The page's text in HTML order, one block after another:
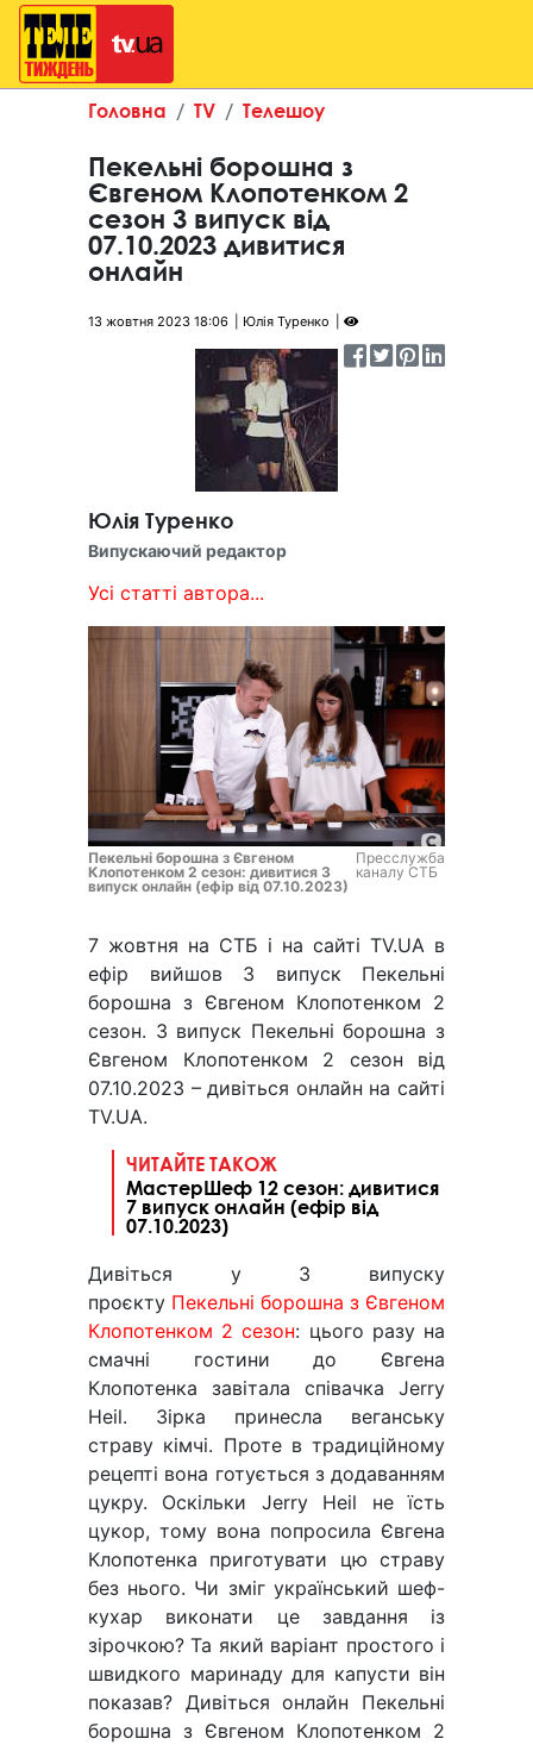
Головна TV Телешоу
Пекельні борошна з
Євгеном Клопотенком 2
сезон 3 випуск від
07.10.2023 дивитися
онлайн
13 жовтня 2023 18:06 Юлія Туренко
Юлія Туренко
Випускаючий редактор
Усі статті автора...
Пекельні борошна з Євгеном
Клопотенком 2 сезон: дивитися 3
випуск онлайн (ефір від 07.10.2023)
Пресслужба
каналу СТБ
7 жовтня на СТБ і на сайті TV.UA в
ефір вийшов 3 випуск Пекельні
борошна з Євгеном Клопотенком 2
сезон. 3 випуск Пекельні борошна з
Євгеном Клопотенком 2 сезон від
07.10.2023 – дивіться онлайн на сайті
TV.UA.
ЧИТАЙТЕ ТАКОЖ
МастерШеф 12 сезон: дивитися
7 випуск онлайн (ефір від
07.10.2023)
Дивіться у 3 випуску
проєкту Пекельні борошна з Євгеном
Клопотенком 2 сезон: цього разу на
смачні гостини до Євгена
Клопотенка завітала співачка Jerry
Heil. Зірка принесла веганську
страву кімчі. Проте в традиційному
рецепті вона готується з додаванням
цукру. Оскільки Jerry Heil не їсть
цукор, тому вона попросила Євгена
Клопотенка приготувати цю страву
без нього. Чи зміг український шеф-
кухар виконати це завдання із
зірочкою? Та який варіант простого і
швидкого маринаду для капусти він
показав? Дивіться онлайн Пекельні
борошна з Євгеном Клопотенком 2